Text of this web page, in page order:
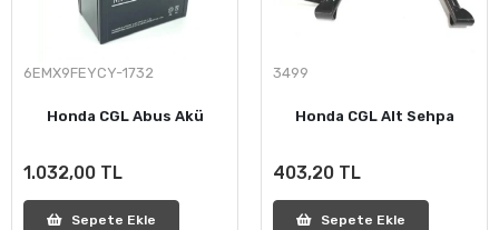
6EMX9FEYCY-1732
Honda CGL Abus Akü
1.032,00 TL
Sepete Ekle
3499
Honda CGL Alt Sehpa
403,20 TL
Sepete Ekle